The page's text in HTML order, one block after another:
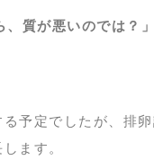
質が悪いのでは？」
予定でしたが、排
ます。